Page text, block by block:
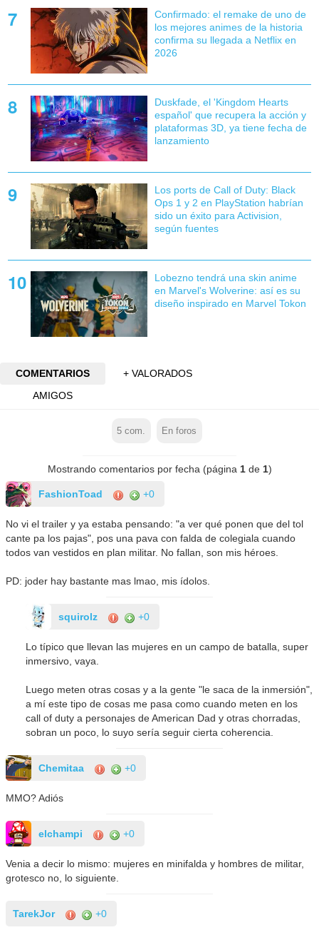
Confirmado: el remake de uno de
los mejores animes de la historia
confirma su llegada a Netflix en
2026
Duskfade, el 'Kingdom Hearts
español' que recupera la acción y
plataformas 3D, ya tiene fecha de
lanzamiento
Los ports de Call of Duty: Black
Ops 1 y 2 en PlayStation habrían
sido un éxito para Activision,
según fuentes
Lobezno tendrá una skin anime
en Marvel's Wolverine: así es su
diseño inspirado en Marvel Tokon
COMENTARIOS
+ VALORADOS
AMIGOS
5 com. En foros
Mostrando comentarios por fecha (página 1de 1)
FashionToad +0
No vi el trailer y ya estaba pensando: "a ver qué ponen que del tol
cante pa los pajas", pos una pava con falda de colegiala cuando
todos van vestidos en plan militar. No fallan, son mis héroes.
PD: joder hay bastante mas lmao, mis ídolos.
squirolz +0
Lo típico que llevan las mujeres en un campo de batalla, super
inmersivo, vaya.
Luego meten otras cosas y a la gente "le saca de la inmersión",
a mí este tipo de cosas me pasa como cuando meten en los
call of duty a personajes de American Dad y otras chorradas,
sobran un poco, lo suyo sería seguir cierta coherencia.
Chemitaa +0
MMO? Adiós
elchampi +0
Venia a decir lo mismo: mujeres en minifalda y hombres de militar,
grotesco no, lo siguiente.
TarekJor +0